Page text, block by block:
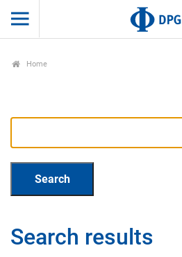
Home
Search results